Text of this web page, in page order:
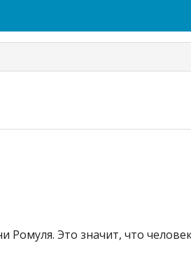
Ромуля. Это значит, что